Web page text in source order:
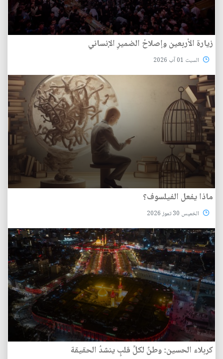
زيارة الأربعين وإصلاحُ الضميرِ الإنساني
السبت 01 آب 2026
ماذا يفعل الفيلسوف؟
الخميس 30 تموز 2026
كربلاء الحسين: وطنٌ لكلِّ قلبٍ ينشدُ الحقيقة